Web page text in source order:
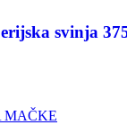
svinja
MAČKE